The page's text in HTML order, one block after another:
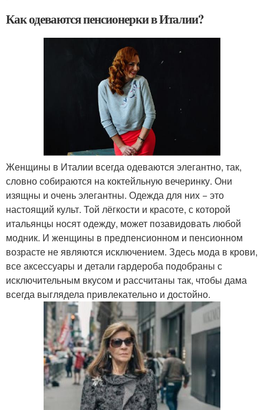
Как одеваются пенсионерки в Италии?
Женщины в Италии всегда одеваются элегантно, так,
словно собираются на коктейльную вечеринку. Они
изящны и очень элегантны. Одежда для них − это
настоящий культ. Той лёгкости и красоте, с которой
итальянцы носят одежду, может позавидовать любой
модник. И женщины в предпенсионном и пенсионном
возрасте не являются исключением. Здесь мода в крови,
все аксессуары и детали гардероба подобраны с
исключительным вкусом и рассчитаны так, чтобы дама
всегда выглядела привлекательно и достойно.